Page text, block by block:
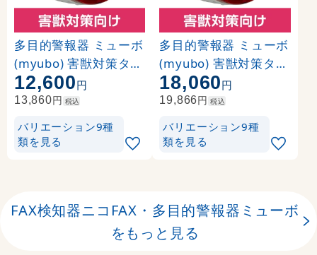
多目的警報器 ミューボ
(myubo) 害獣対策タイ
プ 赤 電池式 人感セン
サー付 (VK10M-B04JR-
12,600円
13,860円 税込
バリエーション9種
類を見る
多目的警報器 ミューボ
(myubo) 害獣対策タイ
プ 赤 DC電源 人感セン
サー付 (VK10M-D48JR
18,060円
19,866円 税込
バリエーション9種
類を見る
FAX検知器ニコFAX・多目的警報器ミューボ
をもっと見る